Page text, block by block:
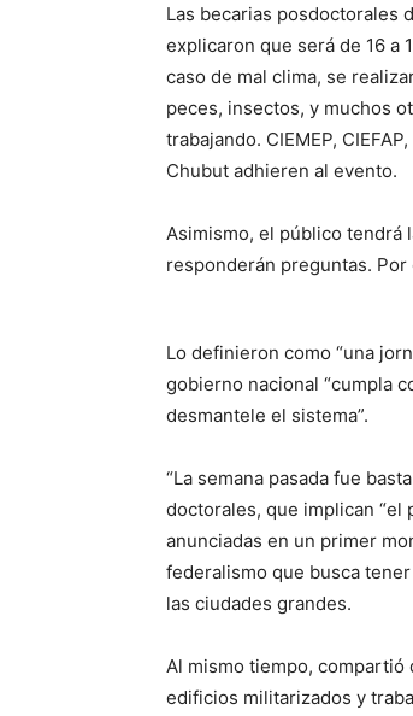
Las becarias posdoctorales
explicaron que será de 16 a
caso de mal clima, se
peces, insectos, y muchos
trabajando. CIEMEP,
Chubut adhieren al evento.
Asimismo, el público tendrá
responderán preguntas.
Lo definieron como “una
gobierno nacional “cumpla
desmantele el sistema”.
“La semana pasada fue
doctorales, que implican “el
anunciadas en un primer
federalismo que busca
las ciudades grandes.
Al mismo tiempo, compartió
edificios militarizados y